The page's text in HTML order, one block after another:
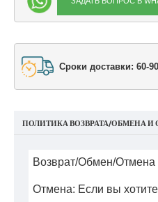
Сроки доставки: 60-
ПОЛИТИКА ВОЗВРАТА/ОБМЕНА
Возврат/Обмен/Отмена
Отмена: Если вы хотите